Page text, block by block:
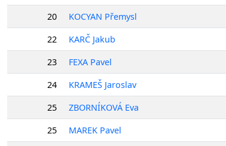
20
KOCYAN Přemysl
22
KARČ Jakub
23
FEXA Pavel
24
KRAMEŠ Jaroslav
25
ZBORNÍKOVÁ Eva
25
MAREK Pavel